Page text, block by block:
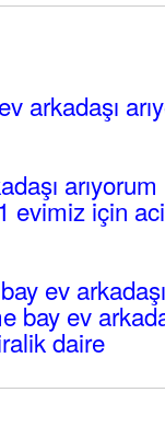
arkadaşı
arıyorum
evimiz için
ev
bay ev
daire